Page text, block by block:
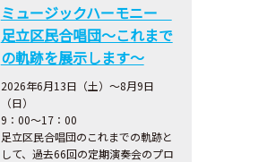
ミュージックハーモニー
足立区民合唱団～これまで
の軌跡を展示します～
2026年6月13日（土）～8月9日
（日）
9：00～17：00
足立区民合唱団のこれまでの軌跡と
して、過去66回の定期演奏会のプロ